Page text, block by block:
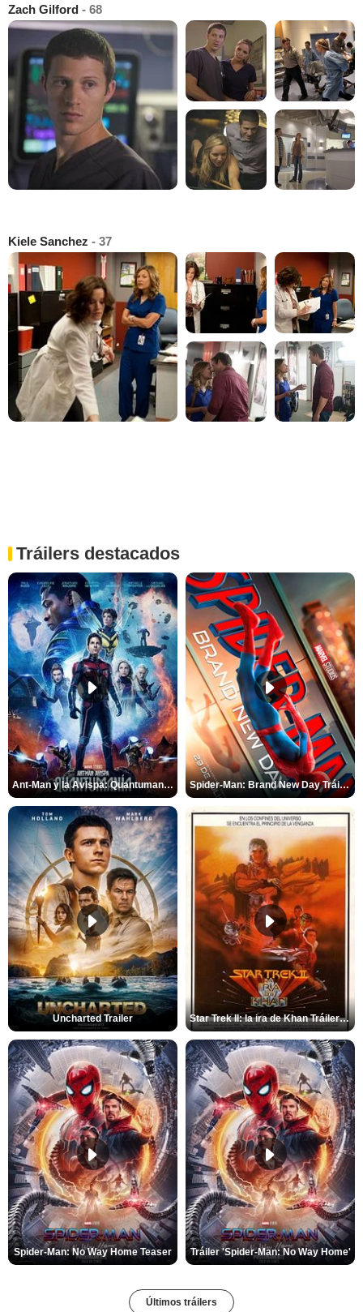
Zach Gilford - 68
Kiele Sanchez - 37
Tráilers destacados
Ant-Man y la Avispa: Quantumanía Tráiler (2) Spider-Man: Brand New Day Tráiler (3)
Uncharted Trailer Star Trek II: la ira de Khan Tráiler VO
Spider-Man: No Way Home Teaser Tráiler 'Spider-Man: No Way Home'
Últimos tráilers